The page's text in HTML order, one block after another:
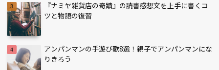
『ナミヤ雑貨店の奇蹟』の読書感想文を上手に書くコ
ツと物語の復習
アンパンマンの手遊び歌8選！親子でアンパンマンにな
りきろう